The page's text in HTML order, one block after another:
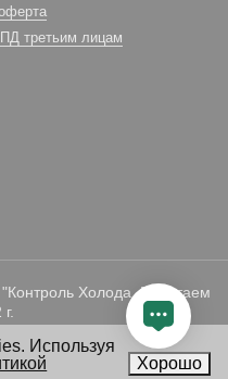
третьим лицам
Холода. Работаем
Используя
Хорошо